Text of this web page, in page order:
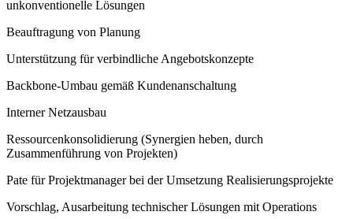
unkonventionelle Lösungen
Beauftragung von Planung
Unterstützung für verbindliche Angebotskonzepte
Backbone-Umbau gemäß Kundenanschaltung
Interner Netzausbau
Ressourcenkonsolidierung (Synergien heben, durch
Zusammenführung von Projekten)
Pate für Projektmanager bei der Umsetzung Realisierungsprojekte
Vorschlag, Ausarbeitung technischer Lösungen mit Operations